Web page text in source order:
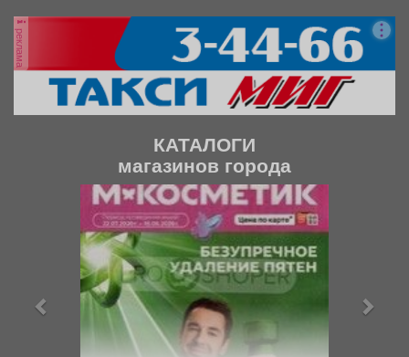
реклама
КАТАЛОГИ
магазинов города